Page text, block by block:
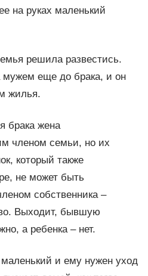
на руках маленький
решила развестись.
мужем еще до брака, и он
жилья.
брака жена
членом семьи, но их
который также
не может быть
собственника –
Выходит, бывшую
а ребенка – нет.
и ему нужен уход